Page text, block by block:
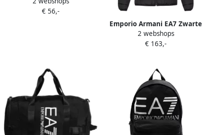
Essentials Black Unisex
€ 56,-
Emporio Armani EA7 Zwarte
gewatteerde jas met
capuchon en klein logo
2 webshops
€ 163,-